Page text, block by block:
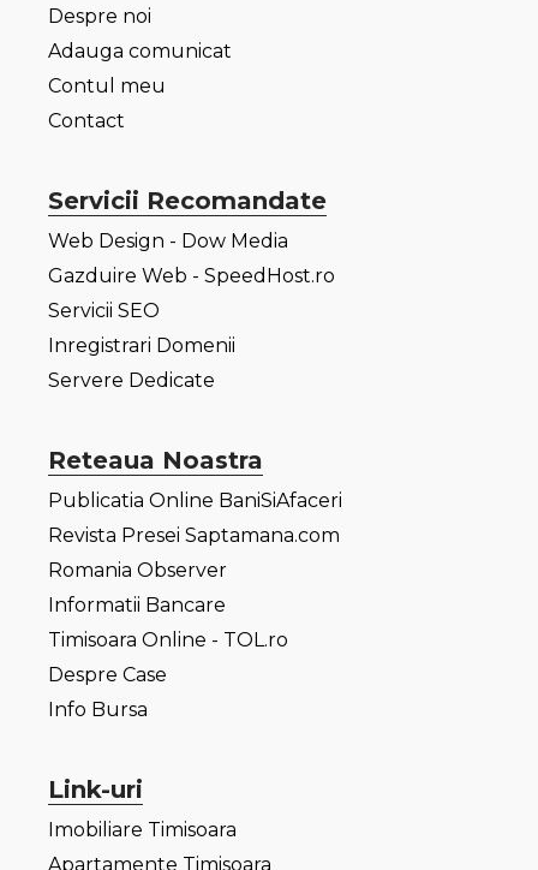
Despre noi
Adauga comunicat
Contul meu
Contact
Servicii Recomandate
Web Design - Dow Media
Gazduire Web - SpeedHost.ro
Servicii SEO
Inregistrari Domenii
Servere Dedicate
Reteaua Noastra
Publicatia Online BaniSiAfaceri
Revista Presei Saptamana.com
Romania Observer
Informatii Bancare
Timisoara Online - TOL.ro
Despre Case
Info Bursa
Link-uri
Imobiliare Timisoara
Apartamente Timisoara